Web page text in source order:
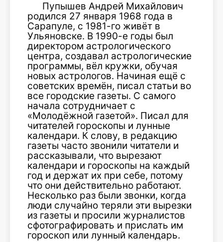
Пупышев Андрей Михайлович
родился 27 января 1968 года в
Сарапуле, с 1981-го живёт в
Ульяновске. В 1990-е годы был
директором астрологического
центра, создавал астрологические
программы, вёл кружки, обучая
новых астрологов. Начиная ещё с
советских времён, писал статьи во
все городские газеты. С самого
начала сотрудничает с
«Молодёжной газетой». Писал для
читателей гороскопы и лунные
календари. К слову, в редакцию
газеты часто звонили читатели и
рассказывали, что вырезают
календари и гороскопы на каждый
год и держат их при себе, потому
что они действительно работают.
Несколько раз были звонки, когда
люди случайно теряли эти вырезки
из газеты и просили журналистов
сфотографировать и прислать им
гороскоп или лунный календарь.